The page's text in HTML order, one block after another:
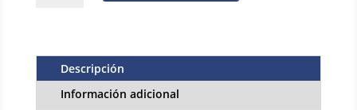
líquida
con
aceites
Descripción
Información adicional